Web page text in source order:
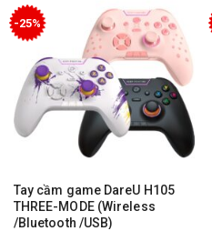
-25%
Tay cầm game DareU H105
THREE-MODE (Wireless
/Bluetooth /USB)